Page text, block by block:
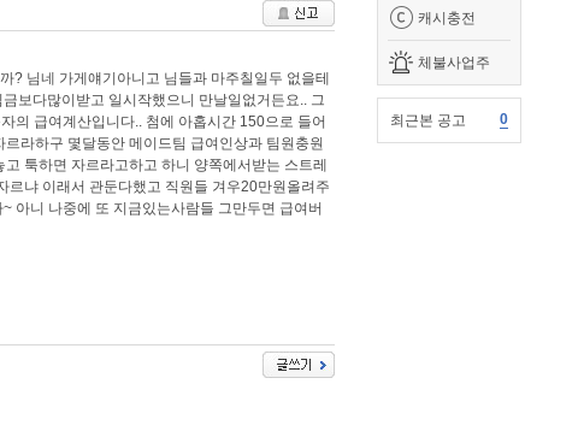
캐시충전
체불사업주
최근본 공고 0
? 님네 가게얘기아니고 님들과 마주칠일두 없을테
보다많이받고 일시작했으니 만날일없거든요.. 그
의 급여계산입니다.. 첨에 아홉시간 150으로 들어
라하구 몇달동안 메이드팀 급여인상과 팀원충원
툭하면 자르라고하고 하니 양쪽에서받는 스트레
냐 이래서 관둔다했고 직원들 겨우20만원올려주
아니 나중에 또 지금있는사람들 그만두면 급여버